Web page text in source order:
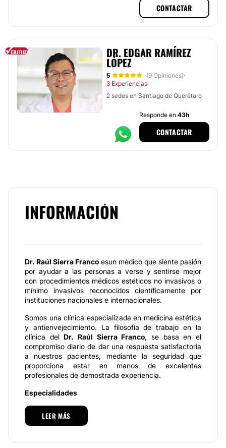
CONTACTAR
DR. EDGAR RAMÍREZ
LÓPEZ
5 (9 Opiniones)·
3 Experiencias
2 sedes en Santiago de Querétaro
Responde en 43h
CONTACTAR
INFORMACIÓN
Dr. Raúl Sierra Franco esun médico que siente pasión
por ayudar a las personas a verse y sentirse mejor
con procedimientos médicos estéticos no invasivos o
mínimo invasivos reconocidos científicamente por
instituciones nacionales e internacionales.
Somos una clínica especializada en medicina estética
y antienvejecimiento. La filosofía de trabajo en la
clínica delDr. Raúl Sierra Franco, se basa en el
compromiso diario de dar una respuesta satisfactoria
a nuestros pacientes, mediante la seguridad que
proporciona estar en manos de excelentes
profesionales de demostrada experiencia.
Especialidades
Nuestras especialidades se apoyan en las últimas
tecnologías y en la utilización de productos de
LEER MÁS